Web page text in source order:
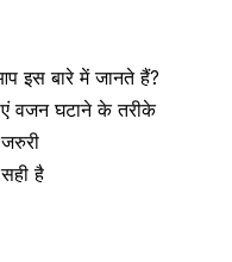
इस बारे में जानते हैं?
वजन घटाने के तरीके
है